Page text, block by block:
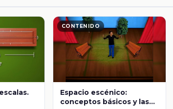
CONTENIDO
Espacio escénico:
conceptos básicos y las